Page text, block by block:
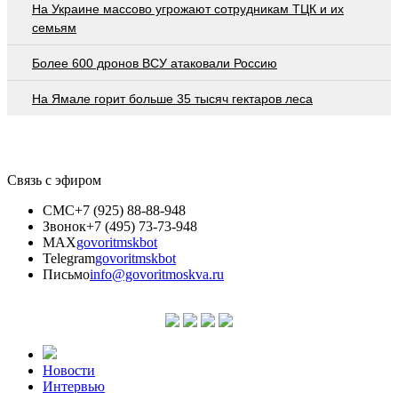
На Украине массово угрожают сотрудникам ТЦК и их
семьям
Более 600 дронов ВСУ атаковали Россию
На Ямале горит больше 35 тысяч гектаров леса
Связь с эфиром
СМС+7 (925) 88-88-948
Звонок+7 (495) 73-73-948
MAXgovoritmskbot
Telegramgovoritmskbot
Письмоinfo@govoritmoskva.ru
Новости
Интервью